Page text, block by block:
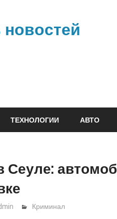
ТЕХНОЛОГИИ АВТО
Сеуле:
Криминал